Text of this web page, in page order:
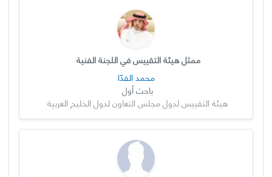
ممثل هيئة التقييس في اللجنة الفنية
محمد الفدّا
باحث أول
هيئة التقييس لدول مجلس التعاون لدول الخليج العربية